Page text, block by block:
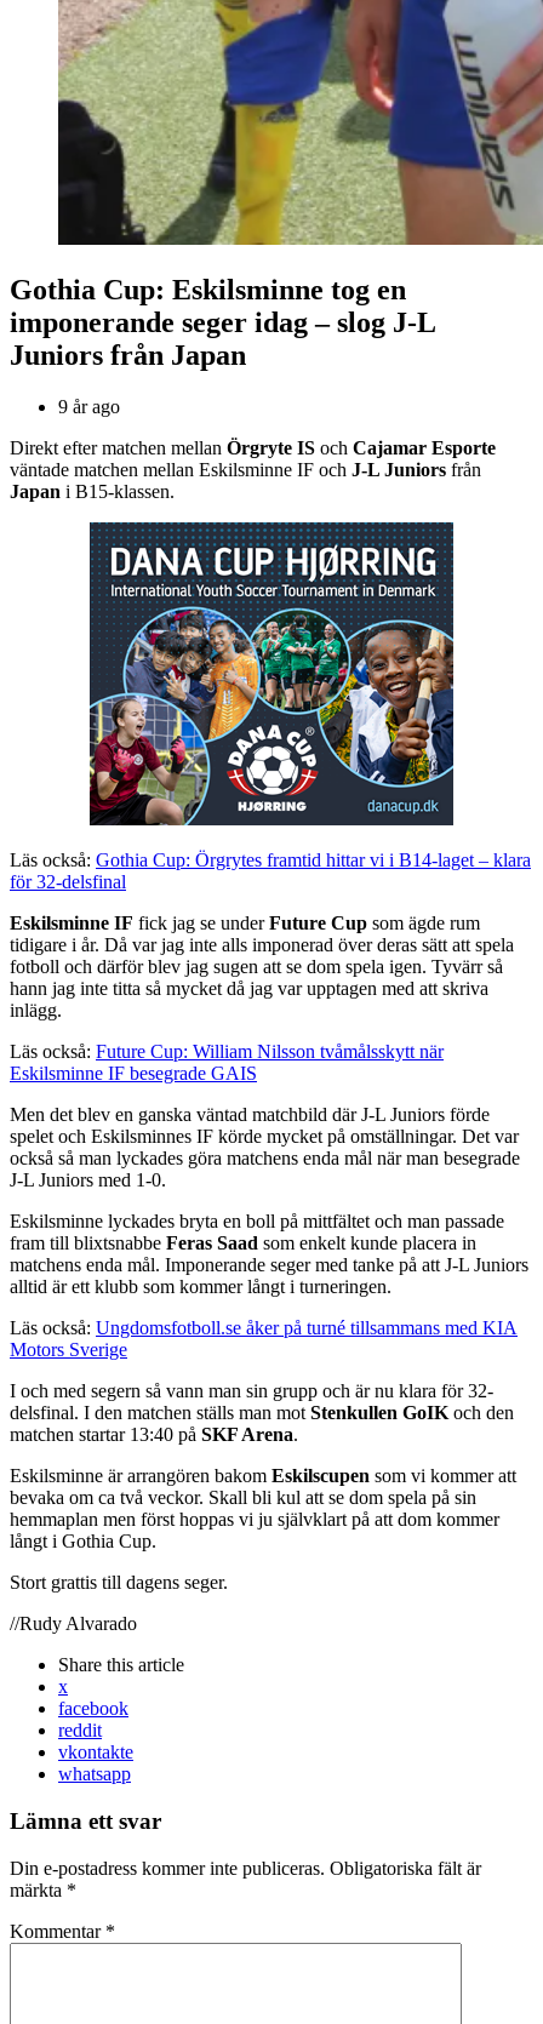
Gothia Cup: Eskilsminne tog en
imponerande seger idag – slog J-L
Juniors från Japan
9 år ago
Direkt efter matchen mellan Örgryte IS och Cajamar Esporte
väntade matchen mellan Eskilsminne IF och J-L Juniors från
Japan i B15-klassen.
Läs också: Gothia Cup: Örgrytes framtid hittar vi i B14-laget – klara
för 32-delsfinal
Eskilsminne IF fick jag se underFuture Cup som ägde rum
tidigare i år. Då var jag inte alls imponerad över deras sätt att spela
fotboll och därför blev jag sugen att se dom spela igen. Tyvärr så
hann jag inte titta så mycket då jag var upptagen med att skriva
inlägg.
Läs också: Future Cup: William Nilsson tvåmålsskytt när
Eskilsminne IF besegrade GAIS
Men det blev en ganska väntad matchbild där J-L Juniors förde
spelet och Eskilsminnes IF körde mycket på omställningar. Det var
också så man lyckades göra matchens enda mål när man besegrade
J-L Juniors med 1-0.
Eskilsminne lyckades bryta en boll på mittfältet och man passade
fram till blixtsnabbe Feras Saad som enkelt kunde placera in
matchens enda mål. Imponerande seger med tanke på att J-L Juniors
alltid är ett klubb som kommer långt i turneringen.
Läs också: Ungdomsfotboll.se åker på turné tillsammans med KIA
Motors Sverige
I och med segern så vann man sin grupp och är nu klara för 32-
delsfinal. I den matchen ställs man mot Stenkullen GoIK och den
matchen startar 13:40 på SKF Arena.
Eskilsminne är arrangören bakom Eskilscupen som vi kommer att
bevaka om ca två veckor. Skall bli kul att se dom spela på sin
hemmaplan men först hoppas vi ju självklart på att dom kommer
långt i Gothia Cup.
Stort grattis till dagens seger.
//Rudy Alvarado
Share this article
x
facebook
reddit
vkontakte
whatsapp
Lämna ett svar
Din e-postadress kommer inte publiceras. Obligatoriska fält är
märkta *
Kommentar *